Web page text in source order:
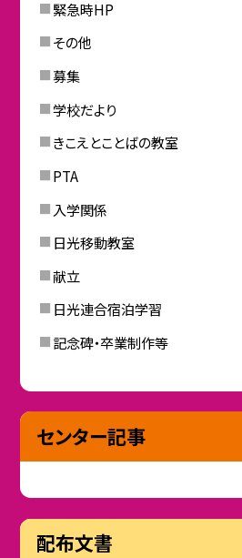
緊急時HP
その他
募集
学校だより
きこえとことばの教室
PTA
入学関係
日光移動教室
献立
日光連合宿泊学習
記念碑・卒業制作等
センター記事
配布文書